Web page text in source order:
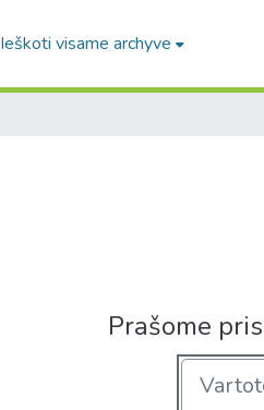
Ieškoti visame archyve
Prašome